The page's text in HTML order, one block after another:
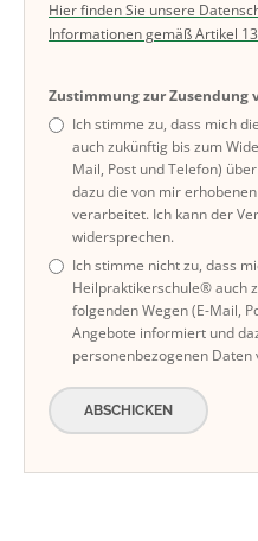
Hier finden Sie unsere
Informationen gemäß Artikel
Zustimmung zur
Ich stimme zu, dass mich
auch zukünftig bis zum
Mail, Post und Telefon)
dazu die von mir
verarbeitet. Ich kann der
widersprechen.
Ich stimme nicht zu, dass
Heilpraktikerschule® auch
folgenden Wegen (E-Mail,
Angebote informiert und
personenbezogenen
ABSCHICKEN